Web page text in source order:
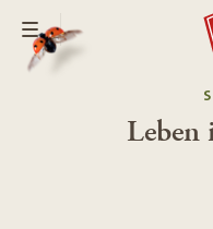
Leben